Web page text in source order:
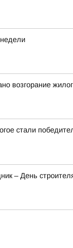
возгорание
стали
– День